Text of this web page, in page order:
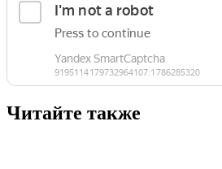
Читайте также